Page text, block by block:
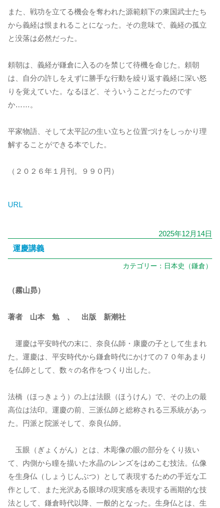
また、戦功を立てる機会を奪われた源範頼下の東国武士たち
から義経は恨まれることになった。その意味で、義経の孤立
と没落は必然だった。
頼朝は、義経が鎌倉に入るのを禁じて待機を命じた。頼朝
は、自分の許しをえずに勝手な行動を繰り返す義経に深い怒
りを覚えていた。なるほど、そういうことだったのです
か……。
平家物語、そして太平記の生い立ちと位置づけをしっかり理
解することができる本でした。
（２０２６年１月刊。９９０円）
URL
2025年12月14日
運慶講義
カテゴリー： 日本史（鎌倉）
（霧山昴）
著者 山本 勉 、 出版 新潮社
運慶は平安時代の末に、奈良仏師・康慶の子として生まれ
た。運慶は、平安時代から鎌倉時代にかけての７０年あまり
を仏師として、数々の名作をつくり出した。
法橋（ほっきょう）の上は法眼（ほうけん）で、その上の最
高位は法印。運慶の前、三派仏師と総称される三系統があっ
た。円派と院派そして、奈良仏師。
玉眼（ぎょくがん）とは、木彫像の眼の部分をくり抜い
て、内側から瞳を描いた水晶のレンズをはめこむ技法。仏像
を生身仏（しょうじんぶつ）として表現するための手近な工
作として、また光沢ある眼球の現実感を表現する画期的な技
法として、鎌倉時代以降、一般的となった。生身仏とは、生